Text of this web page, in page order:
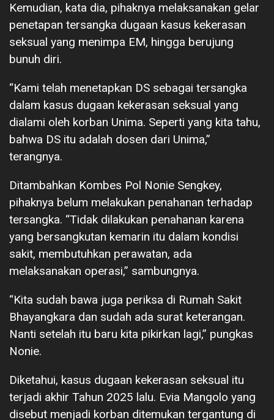
Kemudian, kata dia, pihaknya melaksanakan gelar
penetapan tersangka dugaan kasus kekerasan
seksual yang menimpa EM, hingga berujung
bunuh diri.
“Kami telah menetapkan DS sebagai tersangka
dalam kasus dugaan kekerasan seksual yang
dialami oleh korban Unima. Seperti yang kita tahu,
bahwa DS itu adalah dosen dari Unima,”
terangnya.
Ditambahkan Kombes Pol Nonie Sengkey,
pihaknya belum melakukan penahanan terhadap
tersangka. “Tidak dilakukan penahanan karena
yang bersangkutan kemarin itu dalam kondisi
sakit, membutuhkan perawatan, ada
melaksanakan operasi,” sambungnya.
“Kita sudah bawa juga periksa di Rumah Sakit
Bhayangkara dan sudah ada surat keterangan.
Nanti setelah itu baru kita pikirkan lagi,” pungkas
Nonie.
Diketahui, kasus dugaan kekerasan seksual itu
terjadi akhir Tahun 2025 lalu. Evia Mangolo yang
disebut menjadi korban ditemukan tergantung di